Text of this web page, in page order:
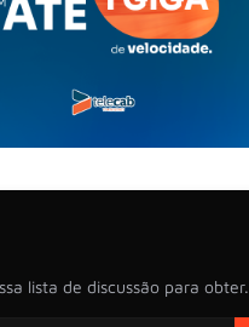
lista de discussão para obter.